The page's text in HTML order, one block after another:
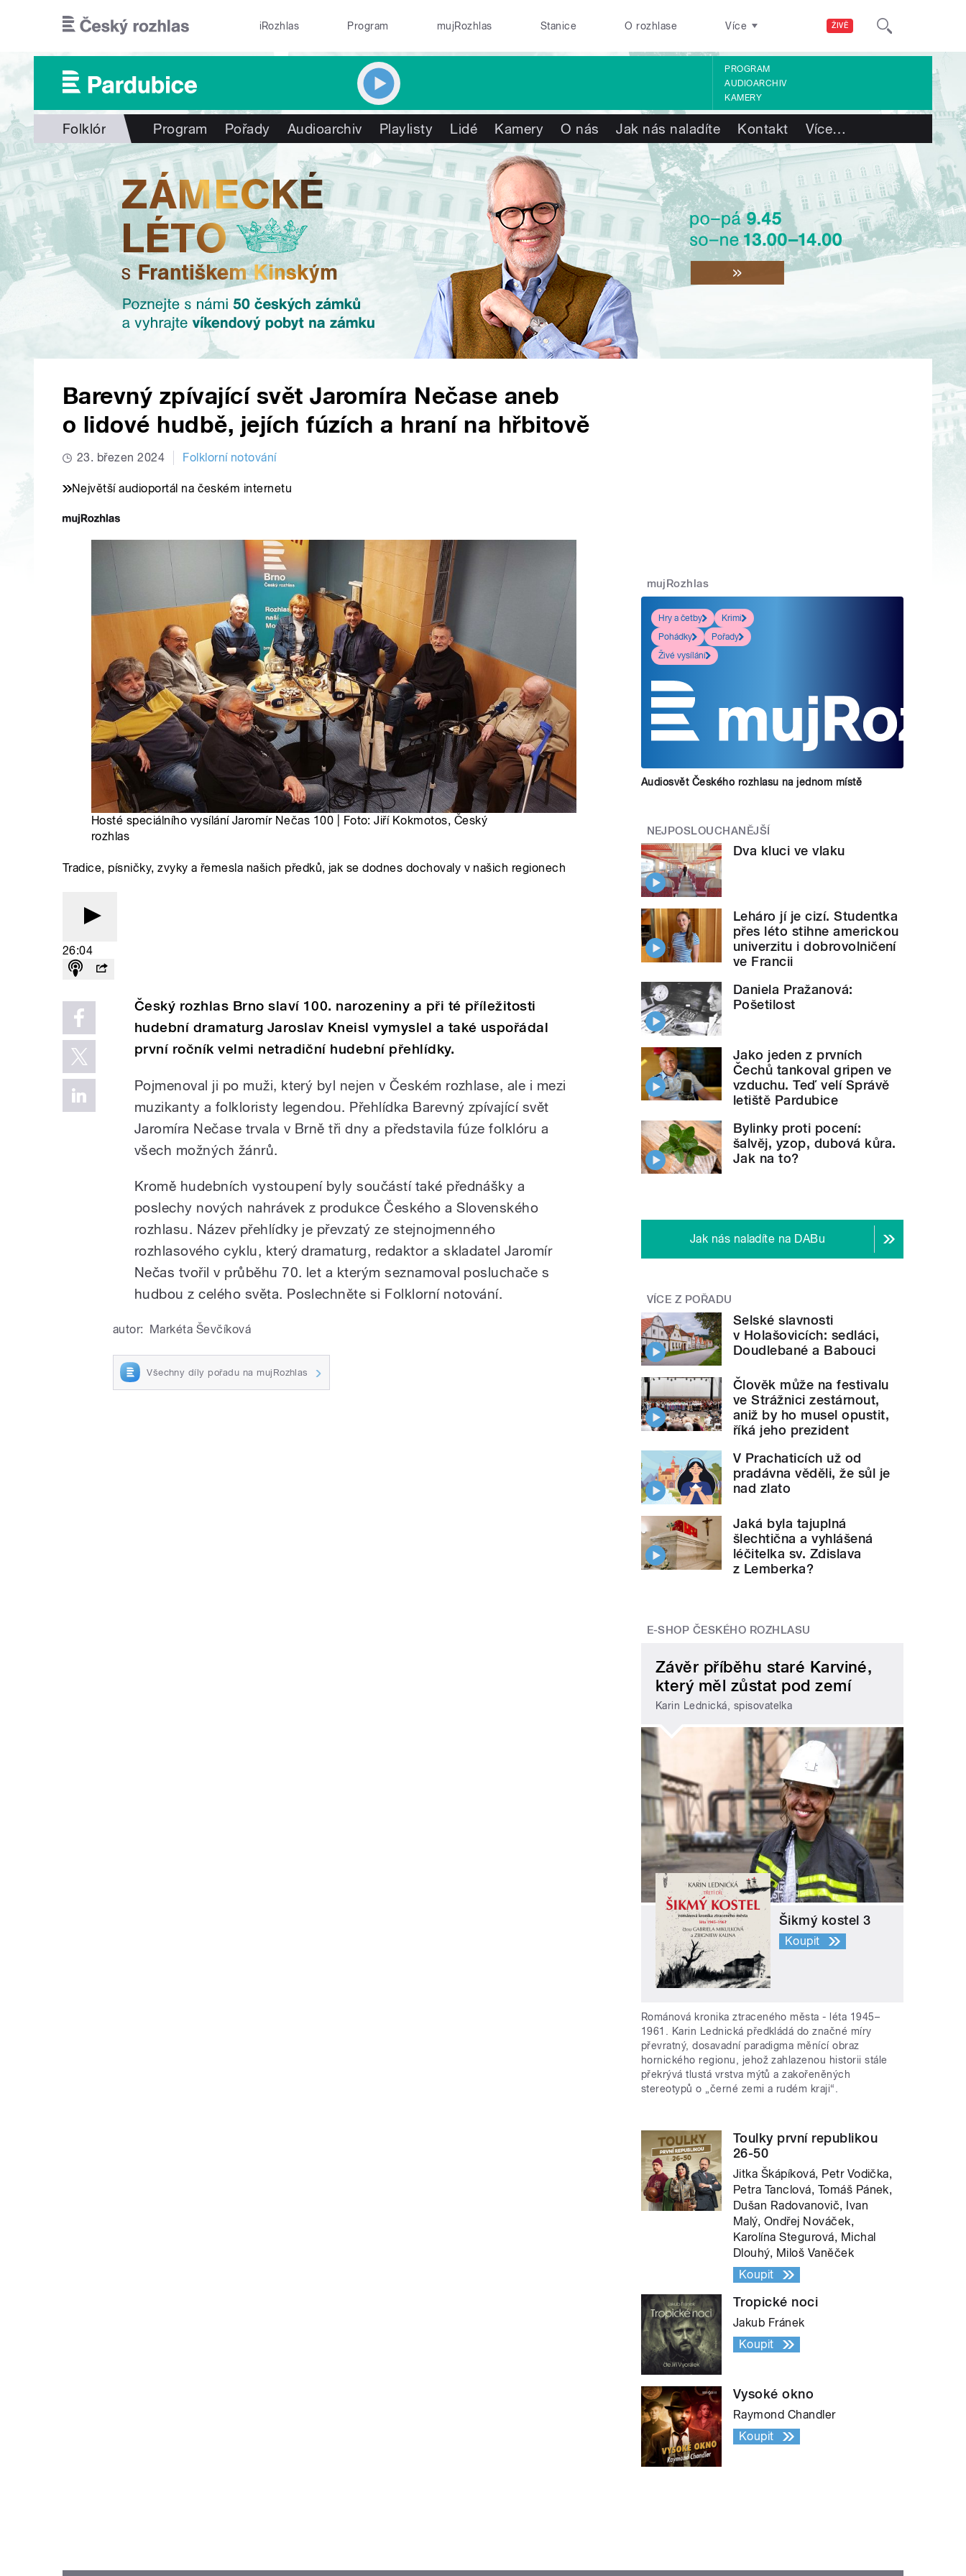
ŽIVĚ
iRozhlas Program mujRozhlas Stanice O rozhlase Více
PROGRAM
AUDIOARCHIV
KAMERY
Folklór Program Pořady Audioarchiv Playlisty Lidé Kamery O nás Jak nás naladíte Kontakt Více…
Barevný zpívající svět Jaromíra Nečase aneb
o lidové hudbě, jejích fúzích a hraní na hřbitově
23. březen 2024 Folklorní notování
Největší audioportál na českém internetu
Hosté speciálního vysílání Jaromír Nečas 100 | Foto: Jiří Kokmotos, Český
rozhlas
Tradice, písničky, zvyky a řemesla našich předků, jak se dodnes dochovaly v našich regionech
26:04
Český rozhlas Brno slaví 100. narozeniny a při té příležitosti
hudební dramaturg Jaroslav Kneisl vymyslel a také uspořádal
první ročník velmi netradiční hudební přehlídky.
Pojmenoval ji po muži, který byl nejen v Českém rozhlase, ale i mezi
muzikanty a folkloristy legendou. Přehlídka Barevný zpívající svět
Jaromíra Nečase trvala v Brně tři dny a představila fúze folklóru a
všech možných žánrů.
Kromě hudebních vystoupení byly součástí také přednášky a
poslechy nových nahrávek z produkce Českého a Slovenského
rozhlasu. Název přehlídky je převzatý ze stejnojmenného
rozhlasového cyklu, který dramaturg, redaktor a skladatel Jaromír
Nečas tvořil v průběhu 70. let a kterým seznamoval posluchače s
hudbou z celého světa. Poslechněte si Folklorní notování.
autor: Markéta Ševčíková
Všechny díly pořadu na mujRozhlas
mujRozhlas
Hry a četby
Krimi
Pohádky
Pořady
Živé vysílání
Audiosvět Českého rozhlasu na jednom místě
NEJPOSLOUCHANĚJŠÍ
Dva kluci ve vlaku
Leháro jí je cizí. Studentka
přes léto stihne americkou
univerzitu i dobrovolničení
ve Francii
Daniela Pražanová:
Pošetilost
Jako jeden z prvních
Čechů tankoval gripen ve
vzduchu. Teď velí Správě
letiště Pardubice
Bylinky proti pocení:
šalvěj, yzop, dubová kůra.
Jak na to?
Jak nás naladíte na DABu
VÍCE Z POŘADU
Selské slavnosti
v Holašovicích: sedláci,
Doudlebané a Babouci
Člověk může na festivalu
ve Strážnici zestárnout,
aniž by ho musel opustit,
říká jeho prezident
V Prachaticích už od
pradávna věděli, že sůl je
nad zlato
Jaká byla tajuplná
šlechtična a vyhlášená
léčitelka sv. Zdislava
z Lemberka?
E-SHOP ČESKÉHO ROZHLASU
Závěr příběhu staré Karviné,
který měl zůstat pod zemí
Karin Lednická, spisovatelka
Šikmý kostel 3
Koupit
Románová kronika ztraceného města - léta 1945–
1961. Karin Lednická předkládá do značné míry
převratný, dosavadní paradigma měnící obraz
hornického regionu, jehož zahlazenou historii stále
překrývá tlustá vrstva mýtů a zakořeněných
stereotypů o „černé zemi a rudém kraji“.
Toulky první republikou
26-50
Jitka Škápíková, Petr Vodička,
Petra Tanclová, Tomáš Pánek,
Dušan Radovanovič, Ivan
Malý, Ondřej Nováček,
Karolína Stegurová, Michal
Dlouhý, Miloš Vaněček
Koupit
Tropické noci
Jakub Fránek
Koupit
Vysoké okno
Raymond Chandler
Koupit